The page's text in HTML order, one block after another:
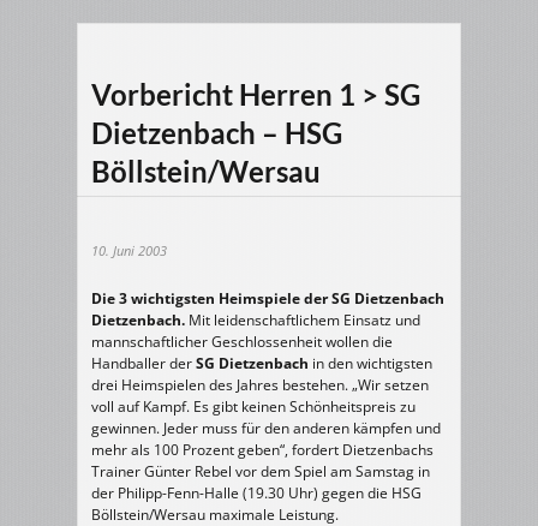
Vorbericht Herren 1 > SG
Dietzenbach – HSG
Böllstein/Wersau
10. Juni 2003
Die 3 wichtigsten Heimspiele der SG Dietzenbach
Dietzenbach. Mit leidenschaftlichem Einsatz und
mannschaftlicher Geschlossenheit wollen die
Handballer derSG Dietzenbach in den wichtigsten
drei Heimspielen des Jahres bestehen. „Wir setzen
voll auf Kampf. Es gibt keinen Schönheitspreis zu
gewinnen. Jeder muss für den anderen kämpfen und
mehr als 100 Prozent geben“, fordert Dietzenbachs
Trainer Günter Rebel vor dem Spiel am Samstag in
der Philipp-Fenn-Halle (19.30 Uhr) gegen die HSG
Böllstein/Wersau maximale Leistung.